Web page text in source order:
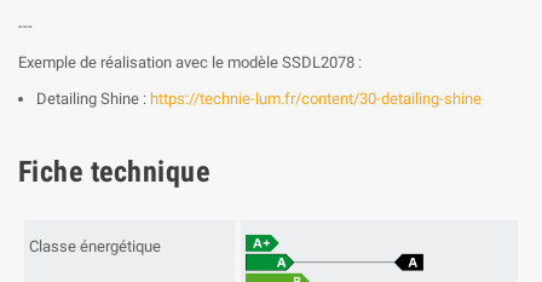
---
Exemple de réalisation avec le modèle SSDL2078 :
Detailing Shine : https://technie-lum.fr/content/30-detailing-shine
Fiche technique
Classe énergétique